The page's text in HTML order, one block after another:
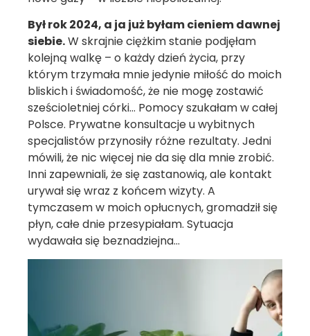
Był rok 2024, a ja już byłam cieniem dawnej
siebie.W skrajnie ciężkim stanie podjęłam
kolejną walkę – o każdy dzień życia, przy
którym trzymała mnie jedynie miłość do moich
bliskich i świadomość, że nie mogę zostawić
sześcioletniej córki… Pomocy szukałam w całej
Polsce. Prywatne konsultacje u wybitnych
specjalistów przynosiły różne rezultaty. Jedni
mówili, że nic więcej nie da się dla mnie zrobić.
Inni zapewniali, że się zastanowią, ale kontakt
urywał się wraz z końcem wizyty. A
tymczasem w moich opłucnych, gromadził się
płyn, całe dnie przesypiałam. Sytuacja
wydawała się beznadziejna…